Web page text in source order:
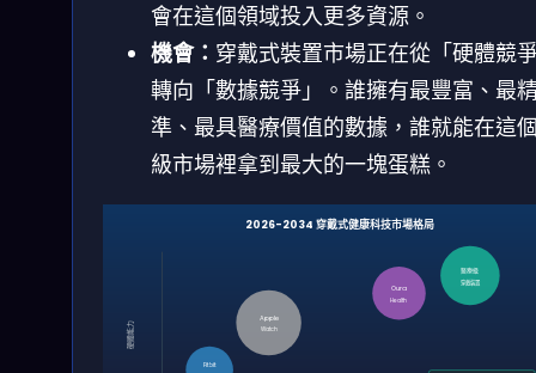
會在這個領域投入更多資源。
機會： 穿戴式裝置市場正在從「硬體競
轉向「數據競爭」。誰擁有最豐富、最
準、最具醫療價值的數據，誰就能在這
級市場裡拿到最大的一塊蛋糕。
2026-2034 穿戴式健康科技市場格局
硬體能力
Fitbit
Apple
Watch
Oura
Health
醫療級
穿戴裝置